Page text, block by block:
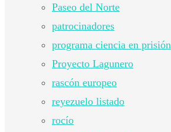
Paseo del Norte
patrocinadores
programa ciencia en prisión
Proyecto Lagunero
rascón europeo
reyezuelo listado
rocío